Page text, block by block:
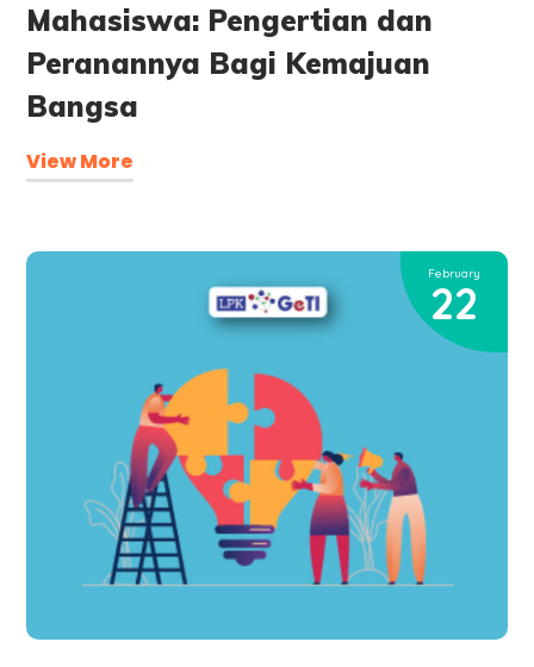
Mahasiswa: Pengertian dan
Peranannya Bagi Kemajuan
Bangsa
View More
February
22